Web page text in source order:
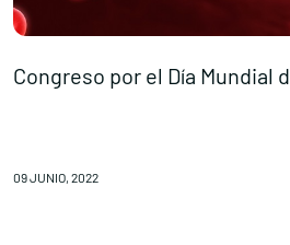
Congreso por el Día Mundial
09 JUNIO, 2022